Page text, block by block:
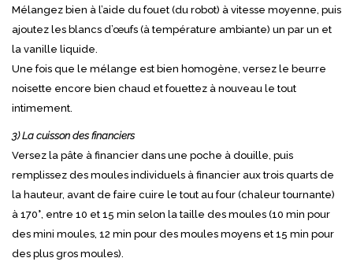
Mélangez bien à l’aide du fouet (du robot) à vitesse moyenne, puis
ajoutez les blancs d’œufs (à température ambiante) un par un et
la vanille liquide.
Une fois que le mélange est bien homogène, versez le beurre
noisette encore bien chaud et fouettez à nouveau le tout
intimement.
3) La cuisson des financiers
Versez la pâte à financier dans une poche à douille, puis
remplissez des moules individuels à financier aux trois quarts de
la hauteur, avant de faire cuire le tout au four (chaleur tournante)
à 170°, entre 10 et 15 min selon la taille des moules (10 min pour
des mini moules, 12 min pour des moules moyens et 15 min pour
des plus gros moules).